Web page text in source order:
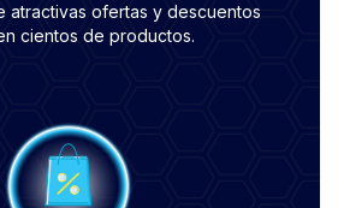
atractivas ofertas y descuentos
cientos de productos.